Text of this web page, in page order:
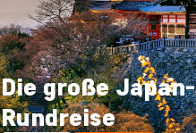
Die große Japan-
Rundreise